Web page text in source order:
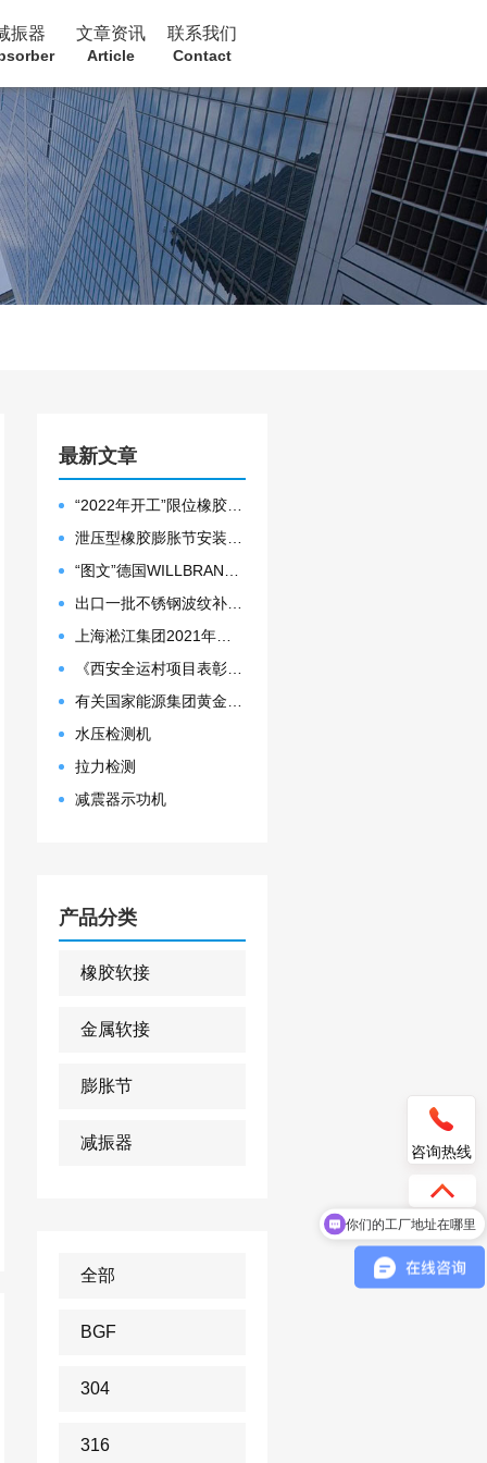
振器 文章资讯
Article
联系我们
Contact
最新文章
“2022年开工”限位橡胶接头准备发往数据中心能源中心
泄压型橡胶膨胀节安装示意图
“图文”德国WILLBRANDT法兰橡胶膨胀节螺栓方向说明
出口一批不锈钢波纹补偿器
上海淞江集团2021年度盛典“燃战2022”
《西安全运村项目表彰函》做好行业领头军是淞江集团使命
有关国家能源集团黄金埠发电有限公司收到假冒橡胶接头产品的声明函
水压检测机
拉力检测
减震器示功机
产品分类
橡胶软接
金属软接
膨胀节
减振器
全部
BGF
304
316
咨询热线
你们的工厂地址在哪里
你们的联系方式是？